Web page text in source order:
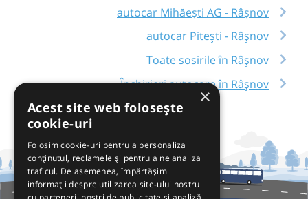
autocar Mihăești AG - Râşnov
autocar Pitești - Râşnov
Toate sosirile în Râşnov
Închirieri autocare în Râşnov
×
Acest site web folosește
cookie-uri
Folosim cookie-uri pentru a personaliza
conținutul, reclamele și pentru a ne analiza
traficul. De asemenea, împărtășim
informații despre utilizarea site-ului nostru